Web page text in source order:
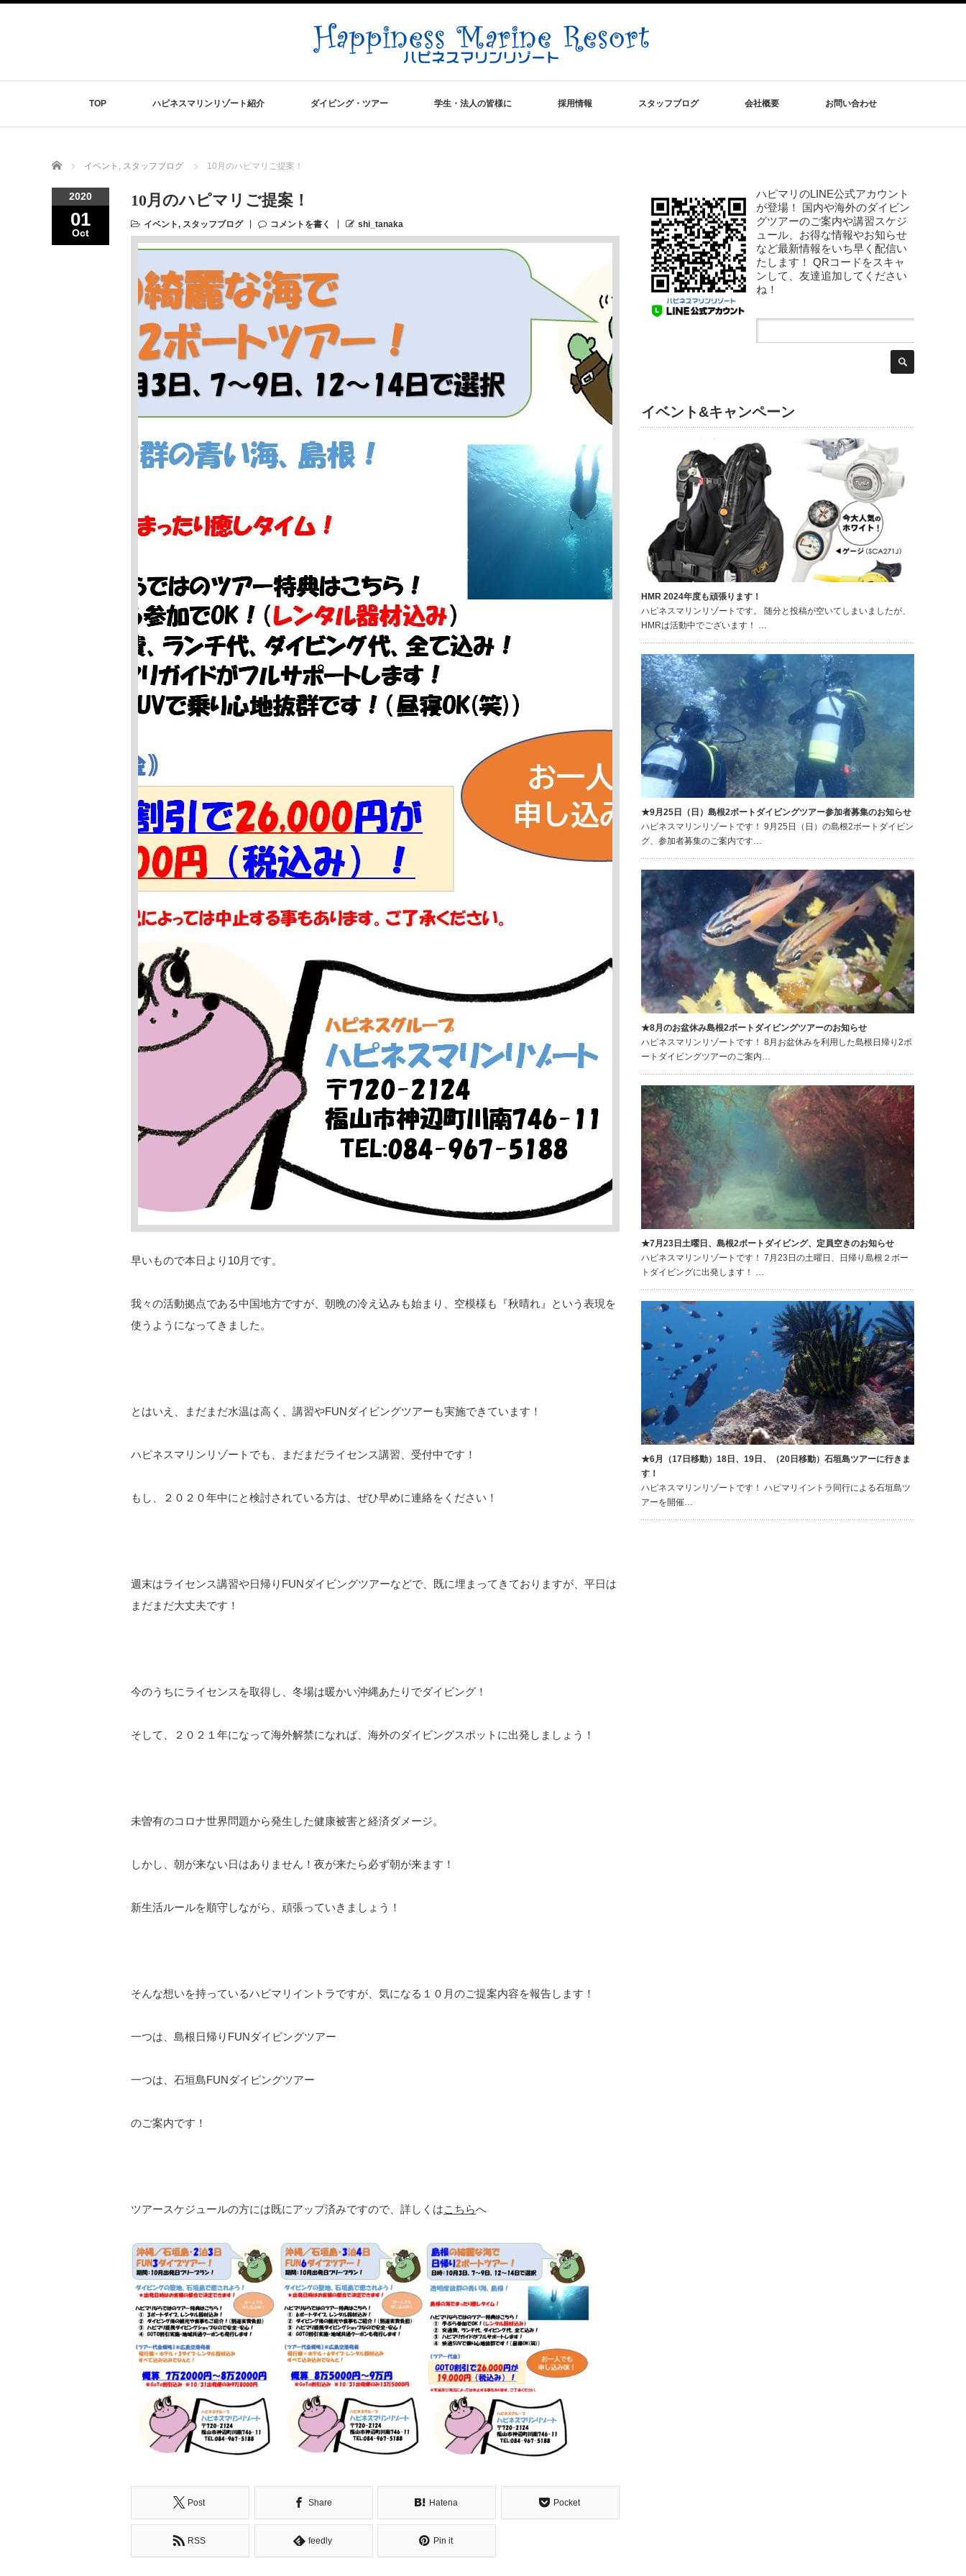
TOP ハピネスマリンリゾート紹介 ダイビング・ツアー 学生・法人の皆様に 採用情報 スタッフブログ 会社概要 お問い合わせ
Home イベント , スタッフブログ 10月のハピマリご提案！
2020
01
Oct
10月のハピマリご提案！
イベント, スタッフブログ コメントを書く shi_tanaka
早いもので本日より10月です。
我々の活動拠点である中国地方ですが、朝晩の冷え込みも始まり、空模様も『秋晴れ』という表現を
使うようになってきました。
とはいえ、まだまだ水温は高く、講習やFUNダイビングツアーも実施できています！
ハピネスマリンリゾートでも、まだまだライセンス講習、受付中です！
もし、２０２０年中にと検討されている方は、ぜひ早めに連絡をください！
週末はライセンス講習や日帰りFUNダイビングツアーなどで、既に埋まってきておりますが、平日は
まだまだ大丈夫です！
今のうちにライセンスを取得し、冬場は暖かい沖縄あたりでダイビング！
そして、２０２１年になって海外解禁になれば、海外のダイビングスポットに出発しましょう！
未曽有のコロナ世界問題から発生した健康被害と経済ダメージ。
しかし、朝が来ない日はありません！夜が来たら必ず朝が来ます！
新生活ルールを順守しながら、頑張っていきましょう！
そんな想いを持っているハピマリイントラですが、気になる１０月のご提案内容を報告します！
一つは、島根日帰りFUNダイビングツアー
一つは、石垣島FUNダイビングツアー
のご案内です！
ツアースケジュールの方には既にアップ済みですので、詳しくはこちらへ
Post Share Hatena Pocket
RSS feedly Pin it
ハピマリのLINE公式アカウント
が登場！ 国内や海外のダイビン
グツアーのご案内や講習スケジ
ュール、お得な情報やお知らせ
など最新情報をいち早く配信い
たします！ QRコードをスキャ
ンして、友達追加してください
ね！
イベント&キャンペーン
HMR 2024年度も頑張ります！
ハピネスマリンリゾートです。 随分と投稿が空いてしまいましたが、
HMRは活動中でございます！ …
★9月25日（日）島根2ボートダイビングツアー参加者募集のお知らせ
ハピネスマリンリゾートです！ 9月25日（日）の島根2ボートダイビン
グ、参加者募集のご案内です…
★8月のお盆休み島根2ボートダイビングツアーのお知らせ
ハピネスマリンリゾートです！ 8月お盆休みを利用した島根日帰り2ボ
ートダイビングツアーのご案内…
★7月23日土曜日、島根2ボートダイビング、定員空きのお知らせ
ハピネスマリンリゾートです！ 7月23日の土曜日、日帰り島根２ボー
トダイビングに出発します！ …
★6月（17日移動）18日、19日、（20日移動）石垣島ツアーに行きま
す！
ハピネスマリンリゾートです！ ハピマリイントラ同行による石垣島ツ
アーを開催…